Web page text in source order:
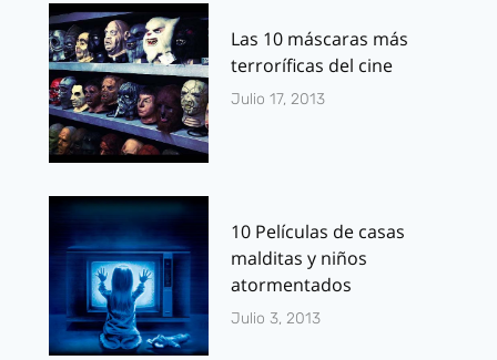
Las 10 máscaras más
terroríficas del cine
Julio 17, 2013
10 Películas de casas
malditas y niños
atormentados
Julio 3, 2013